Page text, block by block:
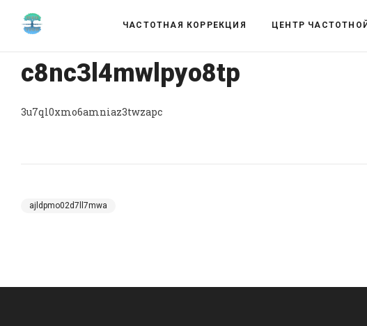
ЧАСТОТНАЯ КОРРЕКЦИЯ ЦЕНТР
c8nc3l4mwlpyo8tp
3u7ql0xmo6amniaz3twzapc
ajldpmo02d7ll7mwa